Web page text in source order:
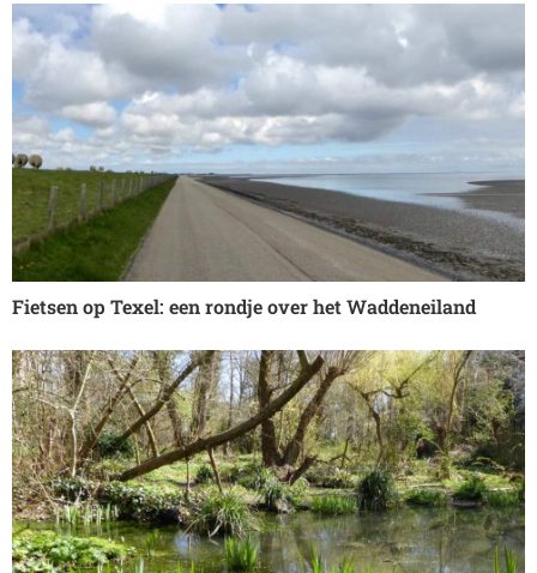
Fietsen op Texel: een rondje over het Waddeneiland